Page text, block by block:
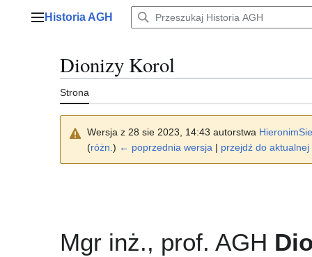
Menu główne
Historia AGH
Dionizy Korol
Strona
Wersja z 28 sie 2023, 14:43 autorstwa
(różn. ) ← poprzednia wersja | przejdź do aktualnej
Mgr inż., prof. AGH